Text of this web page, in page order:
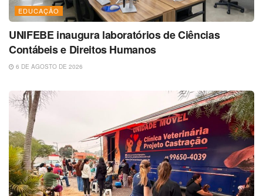
EDUCAÇÃO
UNIFEBE inaugura laboratórios de Ciências
Contábeis e Direitos Humanos
6 DE AGOSTO DE 2026